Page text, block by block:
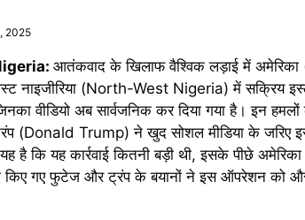
2025
आतंकवाद के खिलाफ वैश्विक लड़ाई में
नाइजीरिया (North-West Nigeria) में सक्रिय
वीडियो अब सार्वजनिक कर दिया गया है। इन
ट्रंप (Donald Trump) ने खुद सोशल मीडिया के जरिए
है कि यह कार्रवाई कितनी बड़ी थी, इसके पीछे
किए गए फुटेज और ट्रंप के बयानों ने इस ऑपरेशन को और